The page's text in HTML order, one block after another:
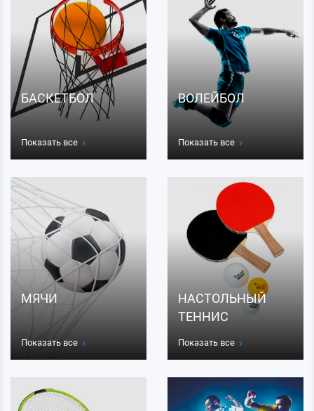
БАСКЕТБОЛ
Показать все
ВОЛЕЙБОЛ
Показать все
МЯЧИ
Показать все
НАСТОЛЬНЫЙ
ТЕННИС
Показать все